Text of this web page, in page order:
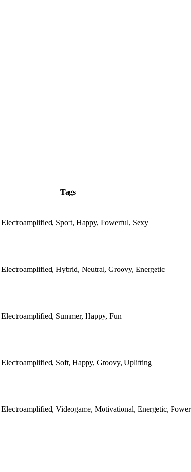
Tags
Sport, Happy, Powerful, Sexy
Hybrid, Neutral, Groovy, Energetic
Summer, Happy, Fun
Soft, Happy, Groovy, Uplifting
Videogame, Motivational, Energetic,